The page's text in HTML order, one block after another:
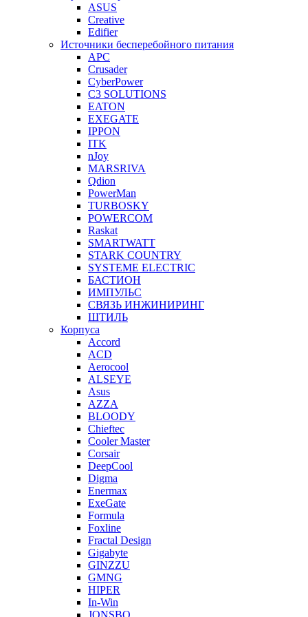
ASUS
Creative
Edifier
Источники бесперебойного питания
APC
Crusader
CyberPower
C3 SOLUTIONS
EATON
EXEGATE
IPPON
ITK
nJoy
MARSRIVA
Qdion
PowerMan
TURBOSKY
POWERCOM
Raskat
SMARTWATT
STARK COUNTRY
SYSTEME ELECTRIC
БАСТИОН
ИМПУЛЬС
СВЯЗЬ ИНЖИНИРИНГ
ШТИЛЬ
Корпуса
Accord
ACD
Aerocool
ALSEYE
Asus
AZZA
BLOODY
Chieftec
Cooler Master
Corsair
DeepCool
Digma
Enermax
ExeGate
Formula
Foxline
Fractal Design
Gigabyte
GINZZU
GMNG
HIPER
In-Win